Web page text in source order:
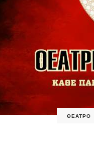
ΘΕΑΤΡΟ